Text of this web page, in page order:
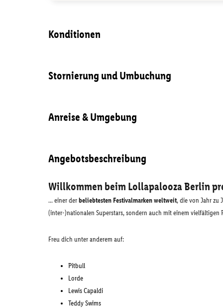
Konditionen
Stornierung und Umbuchung
Anreise & Umgebung
Angebotsbeschreibung
Willkommen beim Lollapalooza Berlin
... einer derbeliebtesten Festivalmarken weltweit, die von Jahr zu
(inter-)nationalen Superstars, sondern auch mit einem vielfältigen
Freu dich unter anderem auf:
Pitbull
Lorde
Lewis Capaldi
Teddy Swims